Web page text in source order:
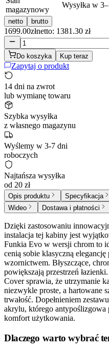
magazynowy
Wysyłka w
netto brutto
1699.00złnetto: 1381.30 zł
Do koszyka Kup teraz
Zapytaj o produkt
14 dni na zwrot
lub wymianę towaru
Szybka wysyłka
z własnego magazynu
Wyślemy w 3-7 dni
roboczych
Najtańsza wysyłka
od 20 zł
Opis produktu Specyfikacja
Wideo
Dostawa i płatności
Dzięki zastosowaniu
instalacja tej kabiny jest
Funkia Evo w wersji chrom to
cenią sobie klasyczną
wzornictwem. Błyszczące,
powiększają przestrzeń
Cover sprawia, że utrzymanie
niezwykle proste, a hartowane
trwałość. Dopełnieniem
akrylu, którego antypoślizgowa
komfort użytkowania.
Dlaczego warto wybrać